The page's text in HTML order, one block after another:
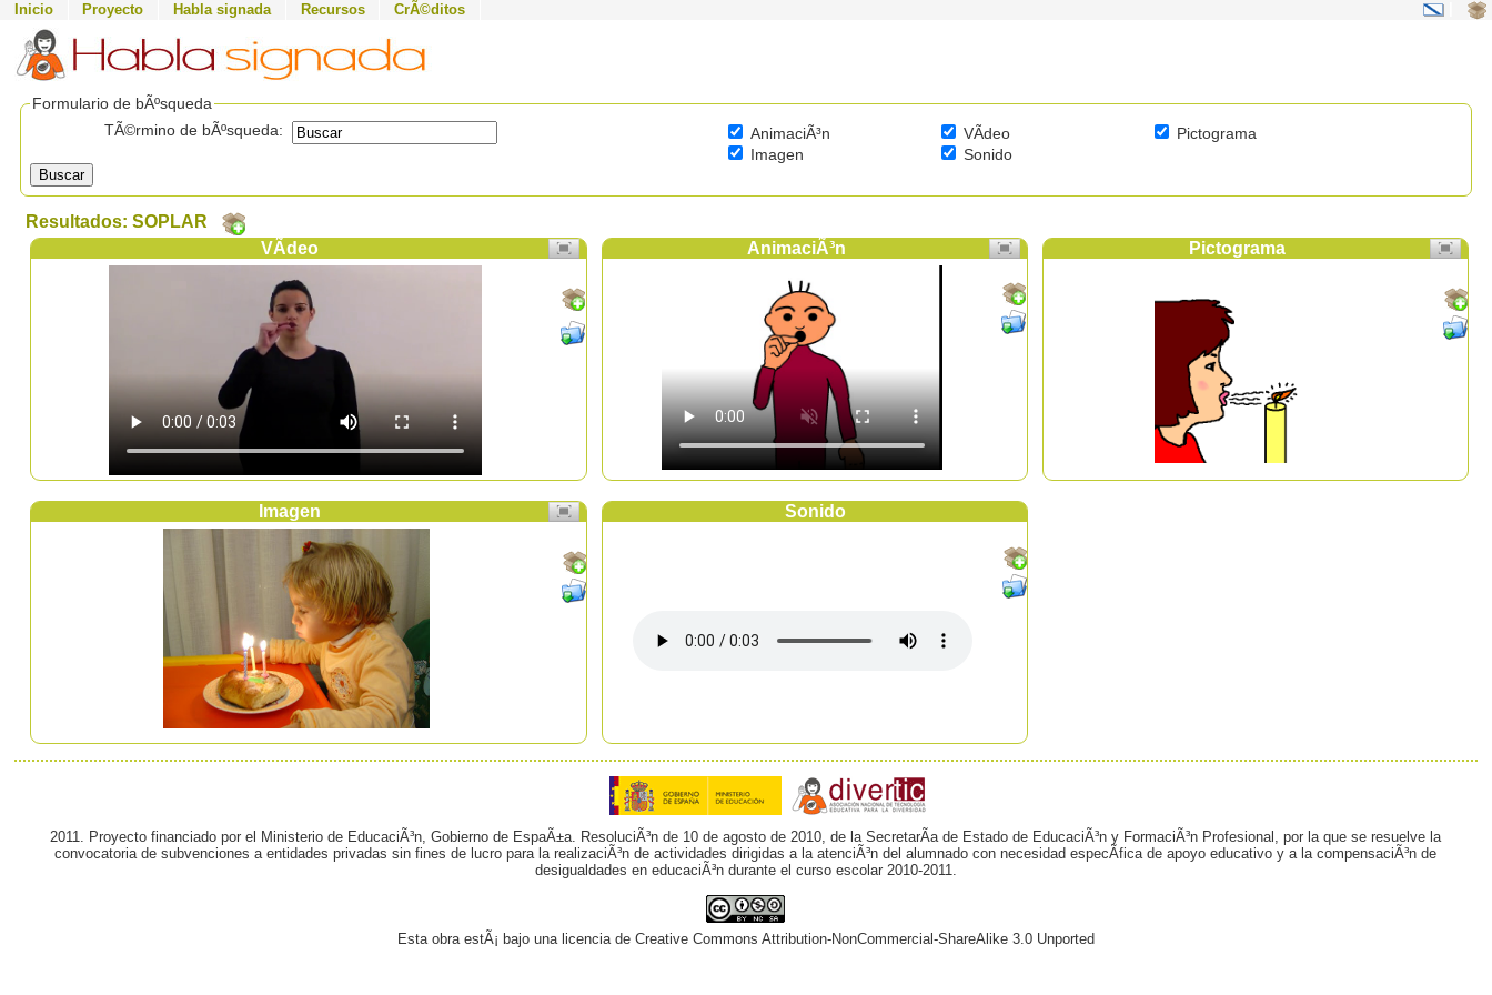
Inicio Proyecto Habla signada Recursos CrÃ©ditos
Formulario de bÃºsqueda
TÃ©rmino de bÃºsqueda:
AnimaciÃ³n VÃ­deo
Pictograma
Imagen
Sonido
Buscar
Resultados: SOPLAR
VÃ­deo
AnimaciÃ³n Pictograma
Imagen Sonido
2011. Proyecto financiado por el Ministerio de EducaciÃ³n, Gobierno de EspaÃ±a. ResoluciÃ³n de 10 de agosto de 2010, de la SecretarÃ­a de Estado de EducaciÃ³n y FormaciÃ³n Profesional, por la que se resuelve la
convocatoria de subvenciones a entidades privadas sin fines de lucro para la realizaciÃ³n de actividades dirigidas a la atenciÃ³n del alumnado con necesidad especÃ­fica de apoyo educativo y a la compensaciÃ³n de
desigualdades en educaciÃ³n durante el curso escolar 2010-2011.
Esta obra estÃ¡ bajo una licencia de Creative Commons Attribution-NonCommercial-ShareAlike 3.0 Unported